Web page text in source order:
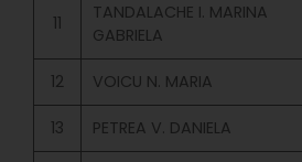
11
TANDALACHE I. MARINA
GABRIELA
12 VOICU N. MARIA
13 PETREA V. DANIELA